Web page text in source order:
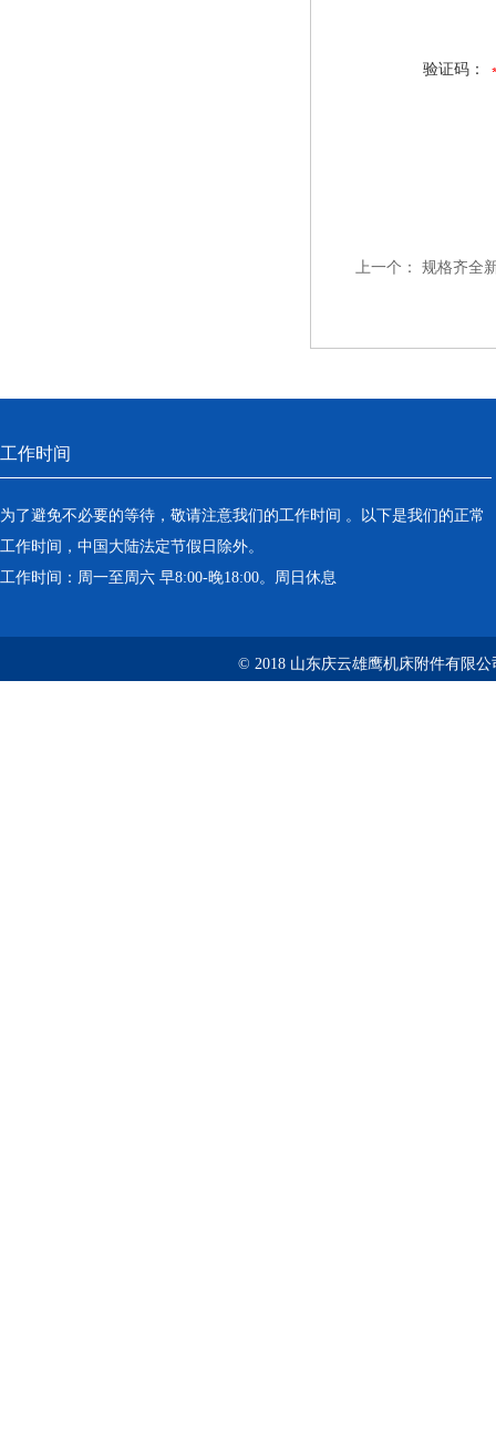
验证码：
上一个： 规格齐全
工作时间
为了避免不必要的等待，敬请注意我们的工作时间 。以下是我们的正常
工作时间，中国大陆法定节假日除外。
工作时间：周一至周六 早8:00-晚18:00。周日休息
© 2018 山东庆云雄鹰机床附件有限